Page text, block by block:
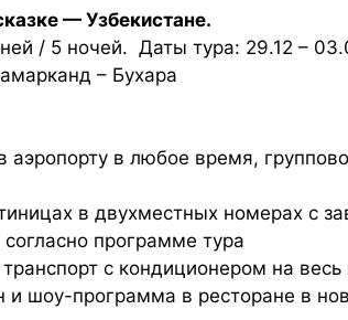
— Узбекистане.
/ 5 ночей. Даты тура: 29.12 –
– Бухара
аэропорту в любое время,
в двухместных номерах с
программе тура
с кондиционером на
шоу-программа в ресторане в